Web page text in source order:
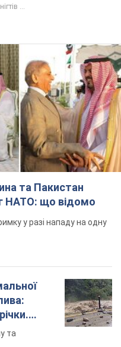
та Пакистан
НАТО: що відомо
у разі нападу на одну
зі
не
Європи
23 серпня